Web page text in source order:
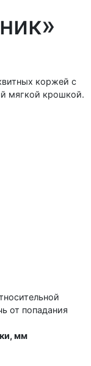
коржей с
мягкой крошкой.
от попадания
мм